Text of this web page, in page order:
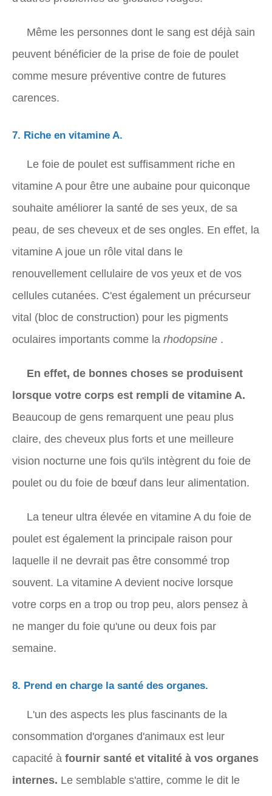
Même les personnes dont le sang est déjà sain
peuvent bénéficier de la prise de foie de poulet
comme mesure préventive contre de futures
carences.
7. Riche en vitamine A.
Le foie de poulet est suffisamment riche en
vitamine A pour être une aubaine pour quiconque
souhaite améliorer la santé de ses yeux, de sa
peau, de ses cheveux et de ses ongles. En effet, la
vitamine A joue un rôle vital dans le
renouvellement cellulaire de vos yeux et de vos
cellules cutanées. C'est également un précurseur
vital (bloc de construction) pour les pigments
oculaires importants comme la rhodopsine .
En effet, de bonnes choses se produisent
lorsque votre corps est rempli de vitamine A.
Beaucoup de gens remarquent une peau plus
claire, des cheveux plus forts et une meilleure
vision nocturne une fois qu'ils intègrent du foie de
poulet ou du foie de bœuf dans leur alimentation.
La teneur ultra élevée en vitamine A du foie de
poulet est également la principale raison pour
laquelle il ne devrait pas être consommé trop
souvent. La vitamine A devient nocive lorsque
votre corps en a trop ou trop peu, alors pensez à
ne manger du foie qu'une ou deux fois par
semaine.
8. Prend en charge la santé des organes.
L'un des aspects les plus fascinants de la
consommation d'organes d'animaux est leur
capacité à fournir santé et vitalité à vos organes
internes. Le semblable s'attire, comme le dit le